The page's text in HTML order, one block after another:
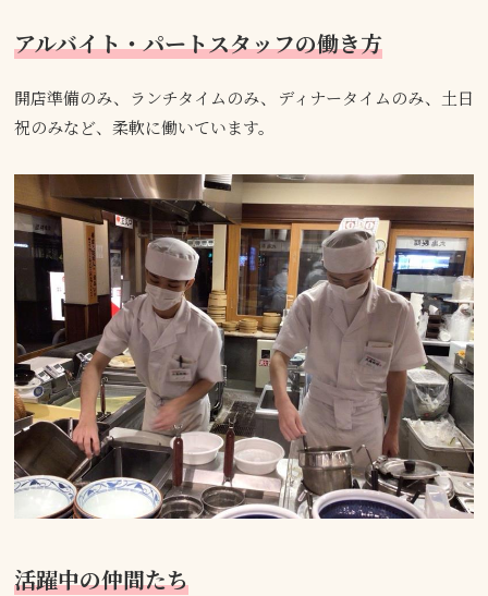
アルバイト・パートスタッフの働き方
開店準備のみ、ランチタイムのみ、ディナータイムのみ、土日
祝のみなど、柔軟に働いています。
活躍中の仲間たち